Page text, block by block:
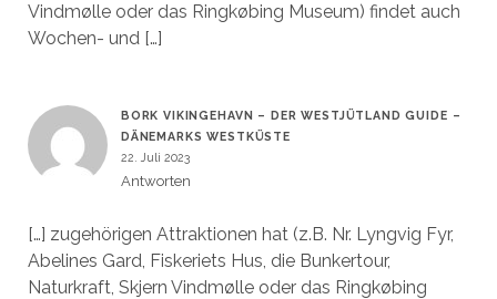
Vindmølle oder das Ringkøbing Museum) findet auch
Wochen- und […]
BORK VIKINGEHAVN – DER WESTJÜTLAND GUIDE –
DÄNEMARKS WESTKÜSTE
22. Juli 2023
Antworten
[…] zugehörigen Attraktionen hat (z.B. Nr. Lyngvig Fyr,
Abelines Gard, Fiskeriets Hus, die Bunkertour,
Naturkraft, Skjern Vindmølle oder das Ringkøbing